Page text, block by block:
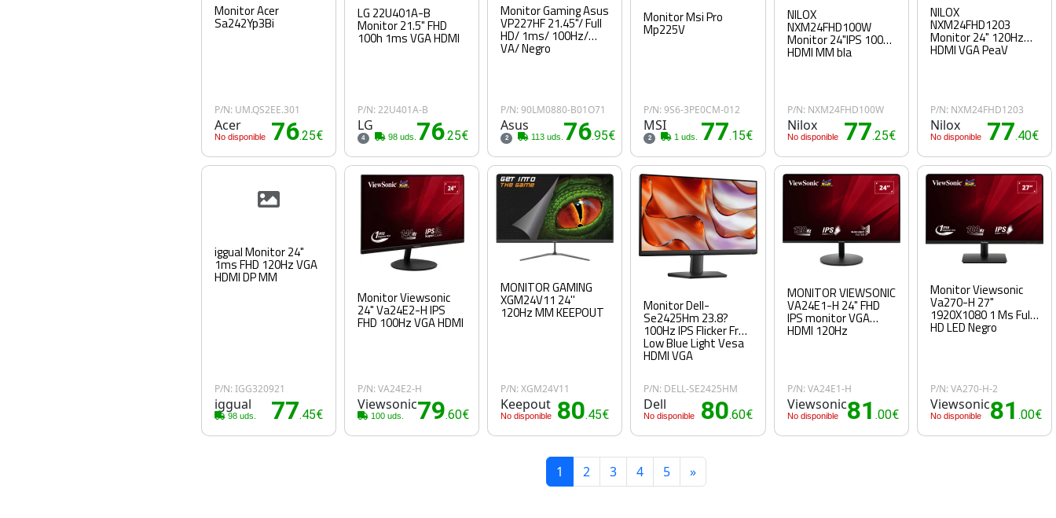
Monitor Acer
Sa242Yp3Bi
P/N: UM.QS2EE.301
Acer
No disponible 76.25€
LG 22U401A-B
Monitor 21.5" FHD
100h 1ms VGA HDMI
P/N: 22U401A-B
LG
4 98 uds. 76.25€
Monitor Gaming Asus
VP227HF 21.45"/ Full
HD/ 1ms/ 100Hz/
VA/ Negro
P/N: 90LM0880-B01O71
Asus
2 113 uds. 76.95€
Monitor Msi Pro
Mp225V
P/N: 9S6-3PE0CM-012
MSI
2 1 uds. 77.15€
NILOX
NXM24FHD100W
Monitor 24"IPS 100H
HDMI MM bla
P/N: NXM24FHD100W
Nilox
No disponible 77.25€
NILOX
NXM24FHD1203
Monitor 24" 120Hz
HDMI VGA PeaV
P/N: NXM24FHD1203
Nilox
No disponible 77.40€
iggual Monitor 24"
1ms FHD 120Hz VGA
HDMI DP MM
P/N: IGG320921
iggual
98 uds. 77.45€
Monitor Viewsonic
24" Va24E2-H IPS
FHD 100Hz VGA HDMI
P/N: VA24E2-H
Viewsonic
100 uds. 79.60€
MONITOR GAMING
XGM24V11 24''
120Hz MM KEEPOUT
P/N: XGM24V11
Keepout
No disponible 80.45€
Monitor Dell-
Se2425Hm 23.8?
100Hz IPS Flicker Free
Low Blue Light Vesa
HDMI VGA
P/N: DELL-SE2425HM
Dell
No disponible 80.60€
MONITOR VIEWSONIC
VA24E1-H 24" FHD
IPS monitor VGA
HDMI 120Hz
P/N: VA24E1-H
Viewsonic
No disponible 81 .00€
Monitor Viewsonic
Va270-H 27"
1920X1080 1 Ms Full
HD LED Negro
P/N: VA270-H-2
Viewsonic
No disponible 81 .00€
1 2 3 4 5 »